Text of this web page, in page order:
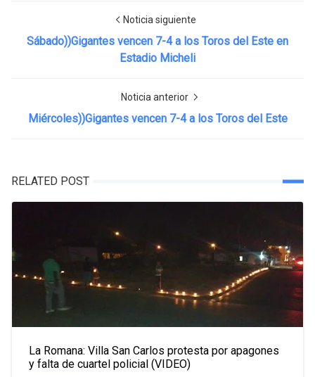
Noticia siguiente
Sábado))Gigantes vencen 7-4 a los Toros del Este en
Estadio Micheli
Noticia anterior
Miércoles))Gigantes vencen 7-4 a los Toros del Este
RELATED POST
La Romana: Villa San Carlos protesta por apagones
y falta de cuartel policial (VIDEO)